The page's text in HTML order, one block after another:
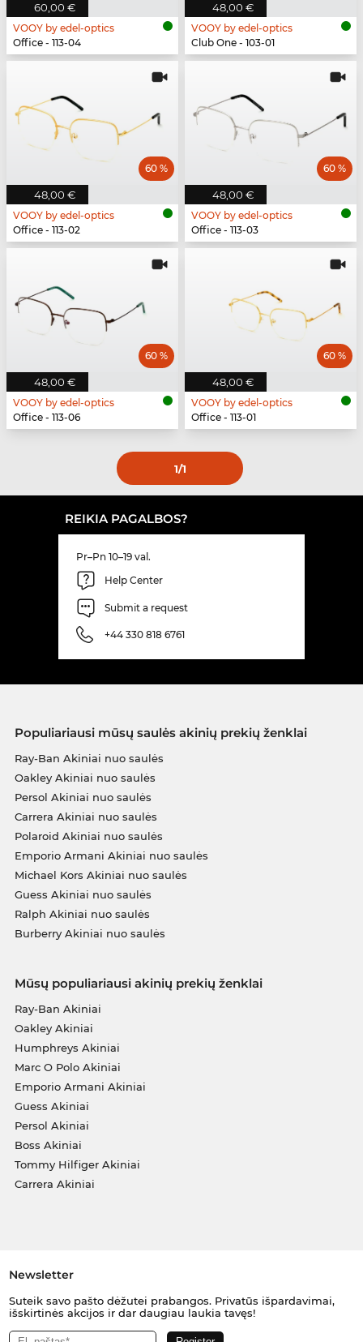
60,00 €
VOOY by edel-optics
Office - 113-04
48,00 €
VOOY by edel-optics
Club One - 103-01
48,00 €
60 %
VOOY by edel-optics
Office - 113-02
48,00 €
60 %
VOOY by edel-optics
Office - 113-03
48,00 €
60 %
VOOY by edel-optics
Office - 113-06
48,00 €
60 %
VOOY by edel-optics
Office - 113-01
1/1
REIKIA PAGALBOS?
Pr–Pn 10–19 val.
Help Center
Submit a request
+44 330 818 6761
Populiariausi mūsų saulės akinių prekių ženklai
Ray-Ban Akiniai nuo saulės
Oakley Akiniai nuo saulės
Persol Akiniai nuo saulės
Carrera Akiniai nuo saulės
Polaroid Akiniai nuo saulės
Emporio Armani Akiniai nuo saulės
Michael Kors Akiniai nuo saulės
Guess Akiniai nuo saulės
Ralph Akiniai nuo saulės
Burberry Akiniai nuo saulės
Mūsų populiariausi akinių prekių ženklai
Ray-Ban Akiniai
Oakley Akiniai
Humphreys Akiniai
Marc O Polo Akiniai
Emporio Armani Akiniai
Guess Akiniai
Persol Akiniai
Boss Akiniai
Tommy Hilfiger Akiniai
Carrera Akiniai
Newsletter
Suteik savo pašto dėžutei prabangos. Privatūs išpardavimai,
išskirtinės akcijos ir dar daugiau laukia tavęs!